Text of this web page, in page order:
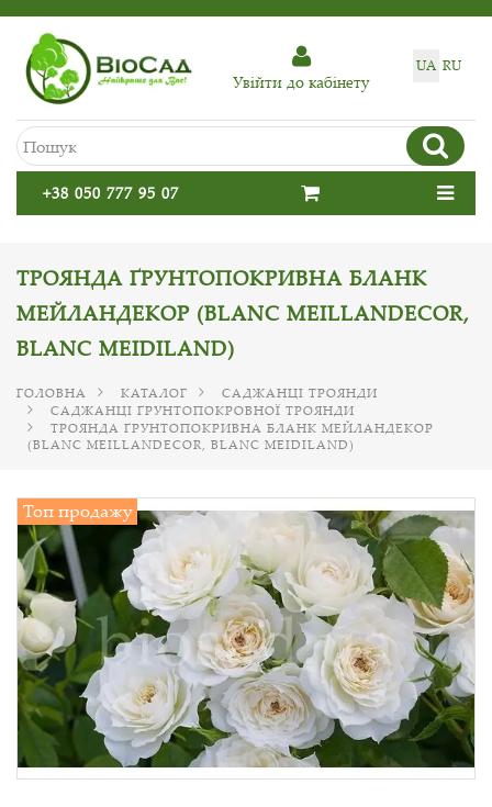
UA RU
Увiйти до кабiнету
+38 050 777 95 07
ТРОЯНДА ҐРУНТОПОКРИВНА БЛАНК
МЕЙЛАНДЕКОР (BLANC MEILLANDECOR,
BLANC MEIDILAND)
ГОЛОВНА КАТАЛОГ
САДЖАНЦІ ТРОЯНДИ
САДЖАНЦІ ҐРУНТОПОКРОВНОЇ ТРОЯНДИ
ТРОЯНДА ҐРУНТОПОКРИВНА БЛАНК МЕЙЛАНДЕКОР
(BLANC MEILLANDECOR, BLANC MEIDILAND)
Топ продажу